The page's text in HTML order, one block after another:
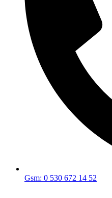
Gsm: 0 530 672 14 52